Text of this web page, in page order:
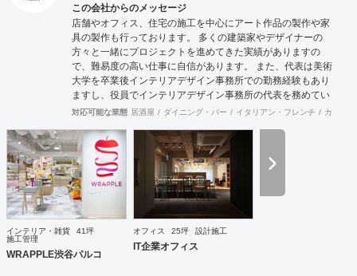
この会社からのメッセージ
店舗やオフィス、住宅の施工を中心にアート作品の製作や家
具の製作も行っております。 多くの建築家やデザイナーの
方々と一緒にプロジェクトを進めてきた実績がありますの
で、難易度の高い仕事に自信があります。 また、代表は美術
大学を卒業後インテリアデザイン事務所での勤務経験もあり
ますし、役員でインテリアデザイン事務所の代表を務めてい
る者もおり、社内に4名のデザイナーを有しています。 現場
が回らない際は代表自信も現場に出ますので、社内で5名と
専属の外注監理1名の6名で物件規模や内容に応じて割り当て
ています。 さらに自社で木工職人を抱えており、内装工事に
おいて大きなボリュームを締める木工家具の製作には質、量
ともに自信を持っております。 その他、自社で飲食店を経営
しており業態の開発やレシピ提供、仕入先のコーディネー
い様々な引き合いがあります。 大手企業の新業態開発の際の
社外プロジェクトメンバーとしてノウハウ提供などの実績も
対応可能な業態 居酒屋 ダイニング・バー イタリアン・フレンチ カフェ
インテリア・雑貨
41坪
施工管理
WRAPPLE渋谷パルコ
オフィス 25坪 設計施工
IT企業オフィス